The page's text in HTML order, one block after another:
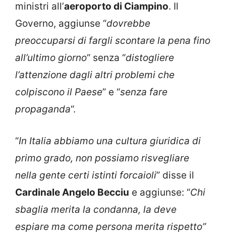
ministri all’aeroporto di Ciampino. Il
Governo, aggiunse “dovrebbe
preoccuparsi di fargli scontare la pena fino
all’ultimo giorno“ senza “distogliere
l’attenzione dagli altri problemi che
colpiscono il Paese” e “senza fare
propaganda“.
“In Italia abbiamo una cultura giuridica di
primo grado, non possiamo risvegliare
nella gente certi istinti forcaioli” disse il
Cardinale Angelo Becciu e aggiunse: “Chi
sbaglia merita la condanna, la deve
espiare ma come persona merita rispetto”